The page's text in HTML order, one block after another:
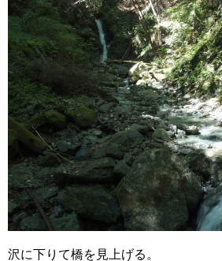
沢に下りて橋を見上げる。